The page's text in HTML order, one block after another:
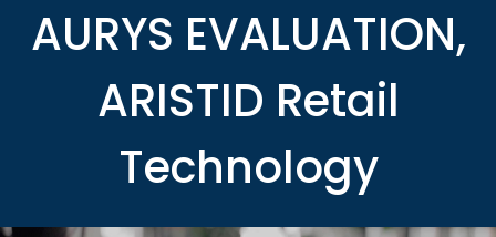
AURYS EVALUATION,
ARISTID Retail
Technology